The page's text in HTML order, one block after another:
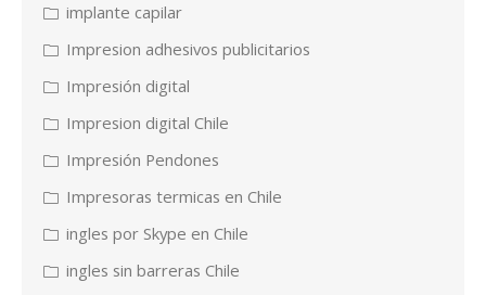
implante capilar
Impresion adhesivos publicitarios
Impresión digital
Impresion digital Chile
Impresión Pendones
Impresoras termicas en Chile
ingles por Skype en Chile
ingles sin barreras Chile